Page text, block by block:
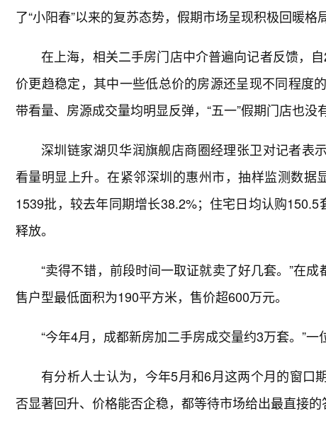
了“小阳春”以来的复苏态势，假期市场呈现积极回暖格
在上海，相关二手房门店中介普遍向记者反馈，
价更趋稳定，其中一些低总价的房源还呈现不同程度
带看量、房源成交量均明显反弹，“五一”假期门店也没
深圳链家湖贝华润旗舰店商圈经理张卫对记者表
看量明显上升。在紧邻深圳的惠州市，抽样监测数
1539批，较去年同期增长38.2%；住宅日均认购
释放。
“卖得不错，前段时间一取证就卖了好几套。”在
售户型最低面积为190平方米，售价超600万元。
“今年4月，成都新房加二手房成交量约3万套。”
有分析人士认为，今年5月和6月这两个月的窗口
否显著回升、价格能否企稳，都等待市场给出最直接的